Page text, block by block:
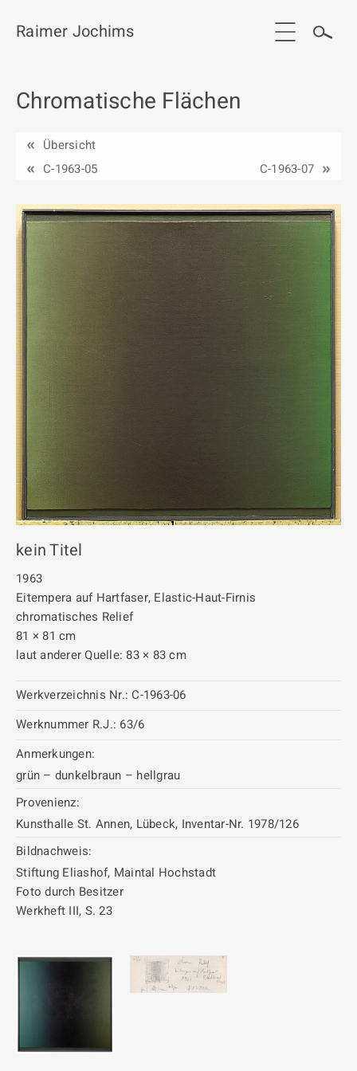
Start
Werkgruppen / Work groups
Ausstellungen
Vita
Raimer Jochims
Chromatische Flächen
Übersicht
C-1963-05
C-1963-07
kein Titel
1963
Eitempera auf Hartfaser, Elastic-Haut-Firnis
chromatisches Relief
81 × 81 cm
laut anderer Quelle: 83 × 83 cm
Werkverzeichnis Nr.: C-1963-06
Werknummer R.J.: 63/6
Anmerkungen:
grün – dunkelbraun – hellgrau
Provenienz:
Kunsthalle St. Annen, Lübeck, Inventar-Nr. 1978/126
Bildnachweis:
Stiftung Eliashof, Maintal Hochstadt
Foto durch Besitzer
Werkheft III, S. 23